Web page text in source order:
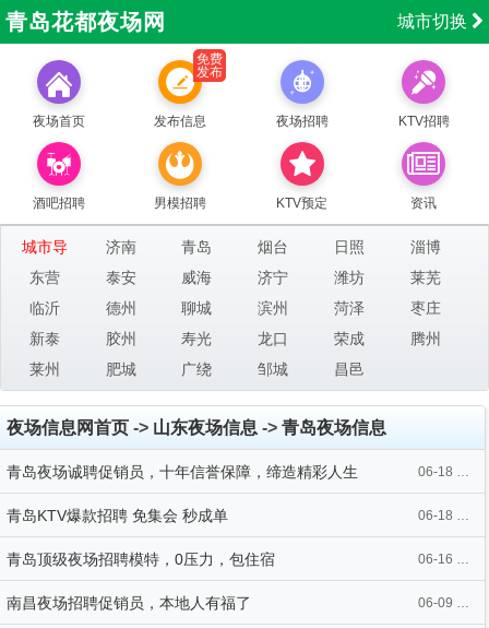
城市切换
青岛花都夜场网
夜场首页
免费
发布
发布信息 夜场招聘 KTV招聘
酒吧招聘 男模招聘 KTV预定 资讯
城市导
航：
济南 青岛 烟台 日照
淄博
东营
泰安 威海 济宁 潍坊
莱芜
临沂
德州 聊城 滨州 菏泽
枣庄
新泰
胶州 寿光 龙口 荣成
腾州
莱州
肥城 广绕 邹城 昌邑
夜场信息网首页 -> 山东夜场信息 -> 青岛夜场信息
青岛夜场诚聘促销员，十年信誉保障，缔造精彩人生 06-18 09:57
青岛KTV爆款招聘 免集会 秒成单 06-18 09:57
青岛顶级夜场招聘模特，0压力，包住宿 06-16 21:28
南昌夜场招聘促销员，本地人有福了 06-09 21:14